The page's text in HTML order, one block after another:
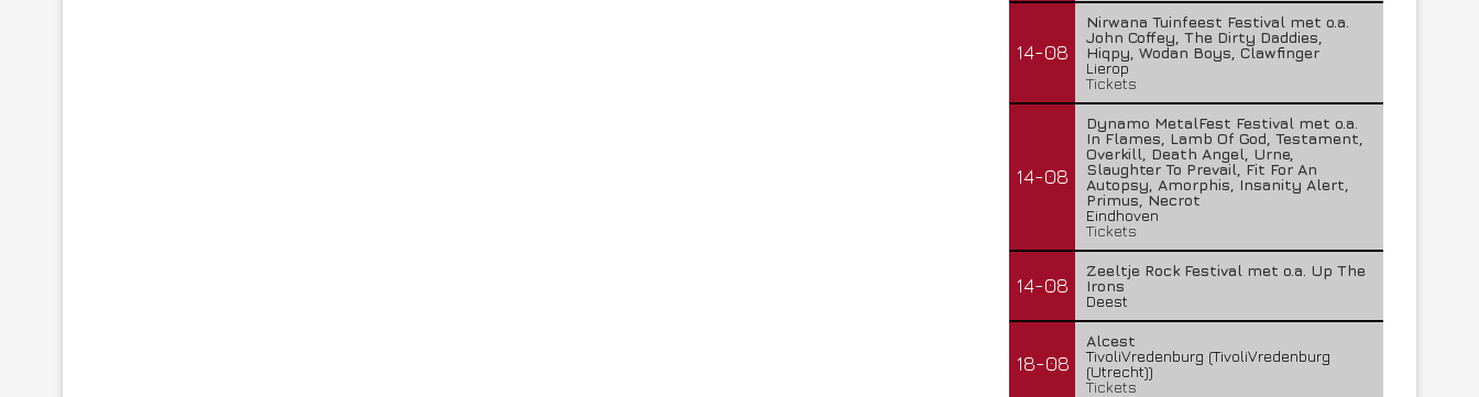
14-08
Nirwana Tuinfeest Festival met o.a.
John Coffey, The Dirty Daddies,
Hiqpy, Wodan Boys, Clawfinger
Lierop
Tickets
14-08
Dynamo MetalFest Festival met o.a.
In Flames, Lamb Of God, Testament,
Overkill, Death Angel, Urne,
Slaughter To Prevail, Fit For An
Autopsy, Amorphis, Insanity Alert,
Primus, Necrot
Eindhoven
Tickets
14-08
Zeeltje Rock Festival met o.a. Up The
Irons
Deest
18-08
Alcest
TivoliVredenburg (TivoliVredenburg
(Utrecht))
Tickets